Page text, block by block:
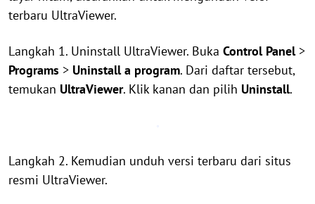
terbaru UltraViewer.
Langkah 1. Uninstall UltraViewer. Buka Control Panel>
Programs > Uninstall a program. Dari daftar tersebut,
temukan UltraViewer. Klik kanan dan pilih Uninstall.
Langkah 2. Kemudian unduh versi terbaru dari situs
resmi UltraViewer.